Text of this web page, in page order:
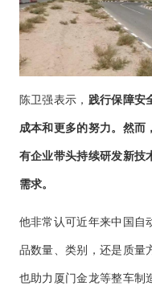
陈卫强表示， 践行保障安
成本和更多的努力。然而
有企业带头持续研发新技
需求。
他非常认可近年来中国自
品数量、类别，还是质量
也助力厦门金龙等整车制